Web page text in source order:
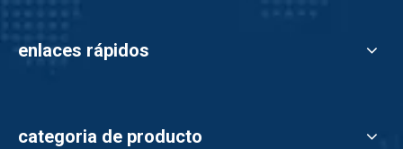
enlaces rápidos
categoria de producto